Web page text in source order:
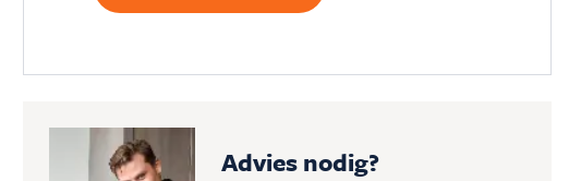
Advies nodig?